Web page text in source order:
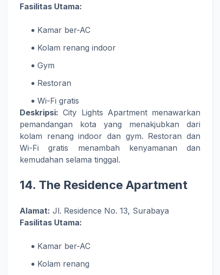
Fasilitas Utama:
Kamar ber-AC
Kolam renang indoor
Gym
Restoran
Wi-Fi gratis
Deskripsi: City Lights Apartment menawarkan
pemandangan kota yang menakjubkan dari
kolam renang indoor dan gym. Restoran dan
Wi-Fi gratis menambah kenyamanan dan
kemudahan selama tinggal.
14. The Residence Apartment
Alamat: Jl. Residence No. 13, Surabaya
Fasilitas Utama:
Kamar ber-AC
Kolam renang